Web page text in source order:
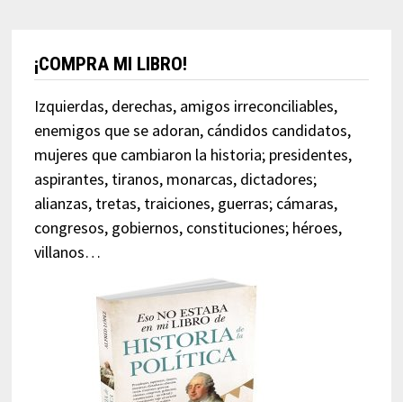
¡COMPRA MI LIBRO!
Izquierdas, derechas, amigos irreconciliables,
enemigos que se adoran, cándidos candidatos,
mujeres que cambiaron la historia; presidentes,
aspirantes, tiranos, monarcas, dictadores;
alianzas, tretas, traiciones, guerras; cámaras,
congresos, gobiernos, constituciones; héroes,
villanos…